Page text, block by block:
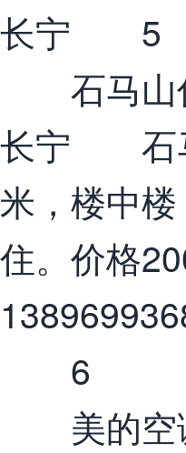
长宁 5
石马山
长宁 石马
米，楼中
住。价格
6
美的空